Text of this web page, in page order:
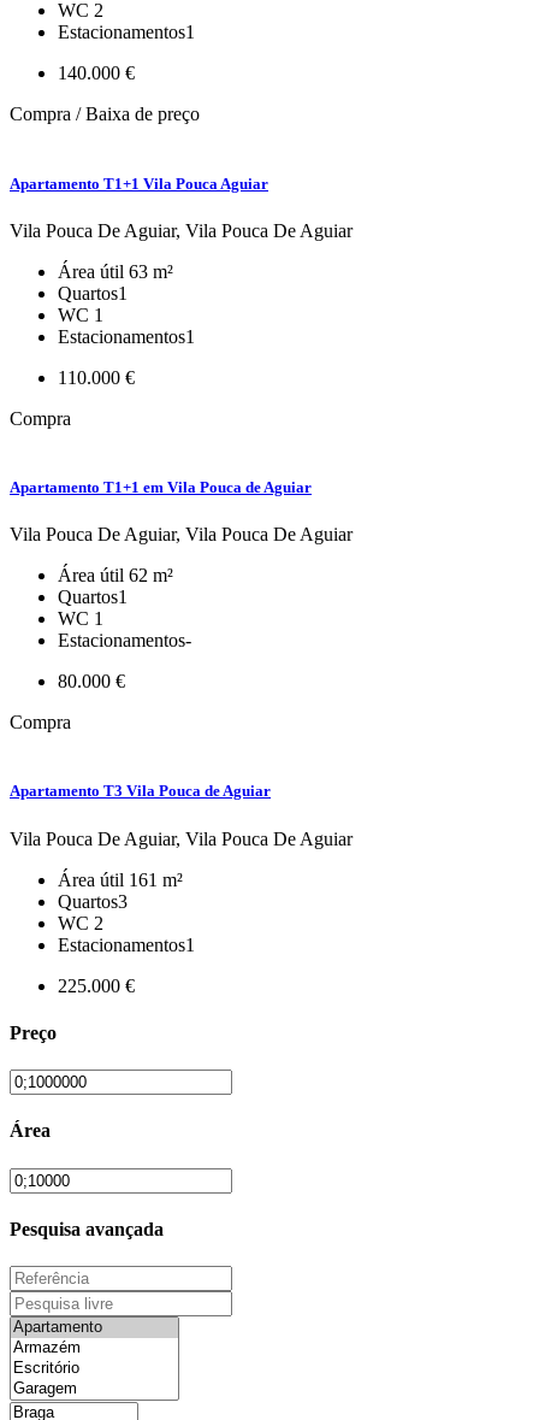
WC 2
Estacionamentos1
140.000 €
Compra / Baixa de preço
Apartamento T1+1 Vila Pouca Aguiar
Vila Pouca De Aguiar, Vila Pouca De Aguiar
Área útil 63 m²
Quartos1
WC 1
Estacionamentos1
110.000 €
Compra
Apartamento T1+1 em Vila Pouca de Aguiar
Vila Pouca De Aguiar, Vila Pouca De Aguiar
Área útil 62 m²
Quartos1
WC 1
Estacionamentos-
80.000 €
Compra
Apartamento T3 Vila Pouca de Aguiar
Vila Pouca De Aguiar, Vila Pouca De Aguiar
Área útil 161 m²
Quartos3
WC 2
Estacionamentos1
225.000 €
Preço
Área
Pesquisa avançada